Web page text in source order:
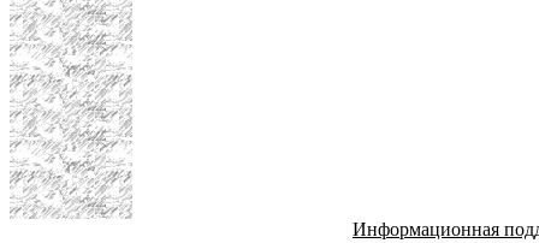
Информационная